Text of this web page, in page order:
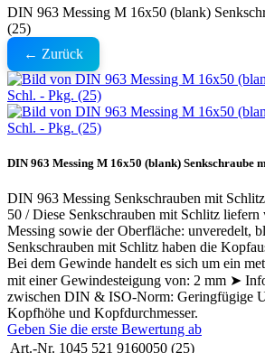
DIN 963 Messing M 16x50 (blank)
(25)
← Zurück
DIN 963 Messing M 16x50 (blank) Senkschraube
DIN 963 Messing Senkschrauben mit
50 / Diese Senkschrauben mit Schlitz
Messing sowie der Oberfläche: unveredelt,
Senkschrauben mit Schlitz haben die
Bei dem Gewinde handelt es sich um ein
mit einer Gewindesteigung von: 2 mm ➤
zwischen DIN & ISO-Norm: Geringfügige
Kopfhöhe und Kopfdurchmesser.
Geben Sie die erste Bewertung ab
Art.-Nr. 1045 521 9160050 (25)